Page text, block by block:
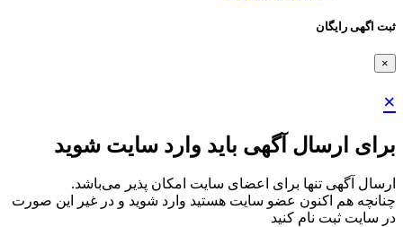
ثبت اگهی رایگان
×
×
برای ارسال آگهی باید وارد سایت شوید
ارسال آگهی تنها برای اعضای سایت امکان پذیر می‌باشد.
چنانچه هم‌ اکنون عضو سایت هستید وارد شوید و در غیر این صورت
در سایت ثبت نام کنید